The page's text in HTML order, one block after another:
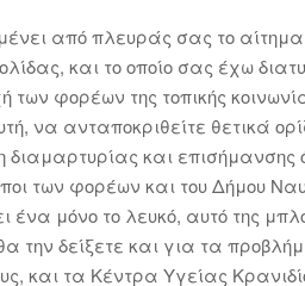
από πλευράς σας το αίτημα
και το οποίο σας έχω
των φορέων της τοπικής
να ανταποκριθείτε θετικά
και
των φορέων και του Δήμου
μόνο το λευκό, αυτό της
την δείξετε και για τα
και τα Κέντρα Υγείας